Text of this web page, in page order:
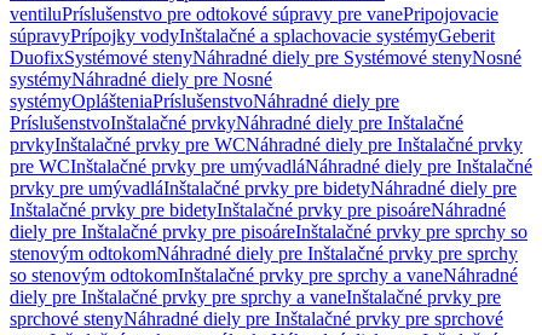
ventiluPríslušenstvo pre odtokové súpravy pre vanePripojovacie
súpravyPrípojky vodyInštalačné a splachovacie systémyGeberit
DuofixSystémové stenyNáhradné diely pre Systémové stenyNosné
systémyNáhradné diely pre Nosné
systémyOplášteniaPríslušenstvoNáhradné diely pre
PríslušenstvoInštalačné prvkyNáhradné diely pre Inštalačné
prvkyInštalačné prvky pre WCNáhradné diely pre Inštalačné prvky
pre WCInštalačné prvky pre umývadláNáhradné diely pre Inštalačné
prvky pre umývadláInštalačné prvky pre bidetyNáhradné diely pre
Inštalačné prvky pre bidetyInštalačné prvky pre pisoáreNáhradné
diely pre Inštalačné prvky pre pisoáreInštalačné prvky pre sprchy so
stenovým odtokomNáhradné diely pre Inštalačné prvky pre sprchy
so stenovým odtokomInštalačné prvky pre sprchy a vaneNáhradné
diely pre Inštalačné prvky pre sprchy a vaneInštalačné prvky pre
sprchové stenyNáhradné diely pre Inštalačné prvky pre sprchové